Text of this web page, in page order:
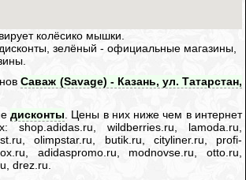
колёсико мышки.
зелёный - официальные магазины,
Саваж (Savage) - Казань, ул. Татарстан,
дисконты. Цены в них ниже чем в интернет
shop.adidas.ru, wildberries.ru, lamoda.ru,
olimpstar.ru, butik.ru, cityliner.ru, profi-
adidaspromo.ru, modnovse.ru, otto.ru,
drez.ru.